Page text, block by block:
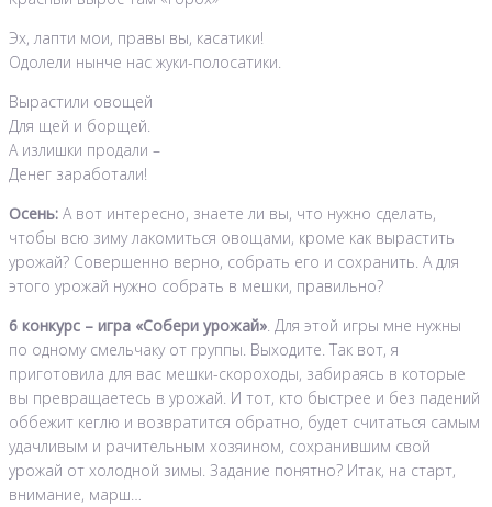
Эх, лапти мои, правы вы, касатики!
Одолели нынче нас жуки-полосатики.
Вырастили овощей
Для щей и борщей.
А излишки продали –
Денег заработали!
Осень: А вот интересно, знаете ли вы, что нужно сделать,
чтобы всю зиму лакомиться овощами, кроме как вырастить
урожай? Совершенно верно, собрать его и сохранить. А для
этого урожай нужно собрать в мешки, правильно?
6 конкурс – игра «Собери урожай». Для этой игры мне нужны
по одному смельчаку от группы. Выходите. Так вот, я
приготовила для вас мешки-скороходы, забираясь в которые
вы превращаетесь в урожай. И тот, кто быстрее и без падений
оббежит кеглю и возвратится обратно, будет считаться самым
удачливым и рачительным хозяином, сохранившим свой
урожай от холодной зимы. Задание понятно? Итак, на старт,
внимание, марш…